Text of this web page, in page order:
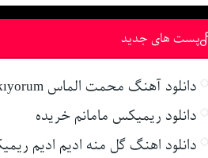
پست های جدید
دانلود آهنگ محمت الماس gidene yakıyorum
دانلود ریمیکس مامانم خریده
دانلود اهنگ گل منه ادیم ادیم